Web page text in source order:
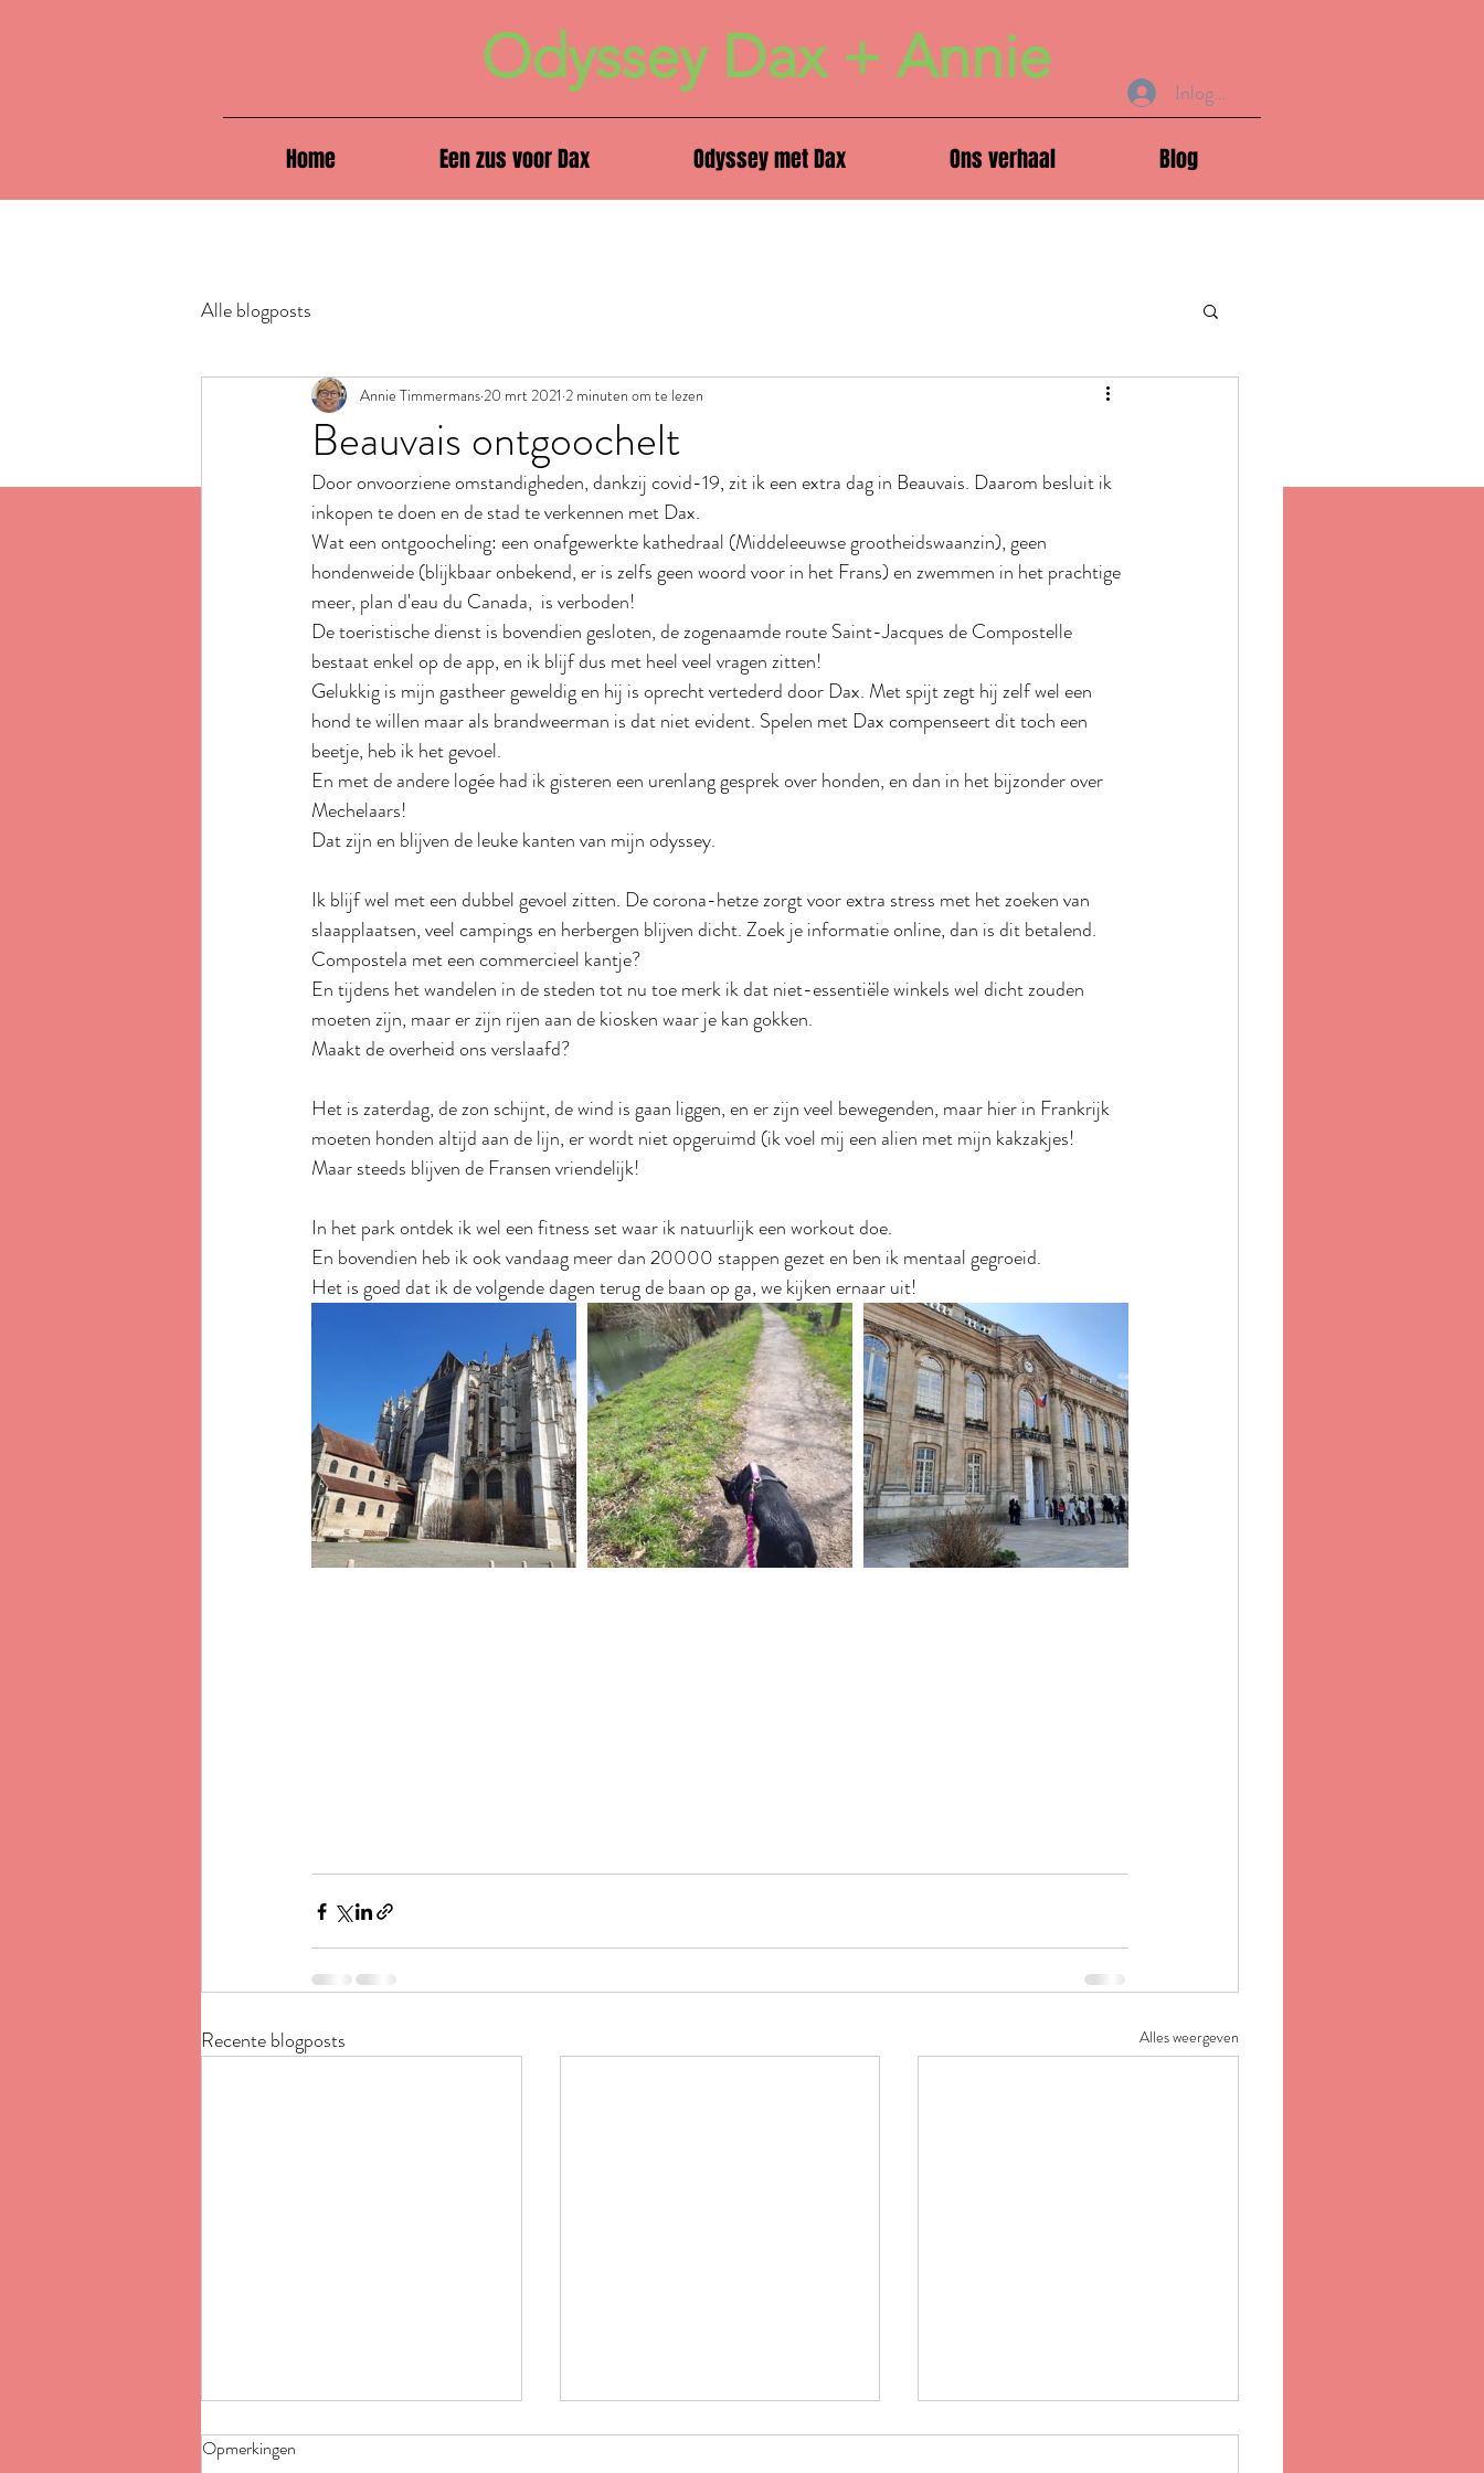
Odyssey Dax + Annie Inloggen
Home Een zus voor Dax Odyssey met Dax Ons verhaal Blog
Alle blogposts
Beauvais ontgoochelt
Annie Timmermans20 mrt 2021 2 minuten om te lezen
Door onvoorziene omstandigheden, dankzij covid-19, zit ik een extra dag in Beauvais. Daarom besluit ik
inkopen te doen en de stad te verkennen met Dax.
Wat een ontgoocheling: een onafgewerkte kathedraal (Middeleeuwse grootheidswaanzin), geen
hondenweide (blijkbaar onbekend, er is zelfs geen woord voor in het Frans) en zwemmen in het prachtige
meer, plan d'eau du Canada,  is verboden!
De toeristische dienst is bovendien gesloten, de zogenaamde route Saint-Jacques de Compostelle
bestaat enkel op de app, en ik blijf dus met heel veel vragen zitten!
Gelukkig is mijn gastheer geweldig en hij is oprecht vertederd door Dax. Met spijt zegt hij zelf wel een
hond te willen maar als brandweerman is dat niet evident. Spelen met Dax compenseert dit toch een
beetje, heb ik het gevoel.
En met de andere logée had ik gisteren een urenlang gesprek over honden, en dan in het bijzonder over
Mechelaars!
Dat zijn en blijven de leuke kanten van mijn odyssey.
Ik blijf wel met een dubbel gevoel zitten. De corona-hetze zorgt voor extra stress met het zoeken van
slaapplaatsen, veel campings en herbergen blijven dicht. Zoek je informatie online, dan is dit betalend.
Compostela met een commercieel kantje?
En tijdens het wandelen in de steden tot nu toe merk ik dat niet-essentiële winkels wel dicht zouden
moeten zijn, maar er zijn rijen aan de kiosken waar je kan gokken.
Maakt de overheid ons verslaafd?
Het is zaterdag, de zon schijnt, de wind is gaan liggen, en er zijn veel bewegenden, maar hier in Frankrijk
moeten honden altijd aan de lijn, er wordt niet opgeruimd (ik voel mij een alien met mijn kakzakjes!
Maar steeds blijven de Fransen vriendelijk!
In het park ontdek ik wel een fitness set waar ik natuurlijk een workout doe.
En bovendien heb ik ook vandaag meer dan 20000 stappen gezet en ben ik mentaal gegroeid.
Het is goed dat ik de volgende dagen terug de baan op ga, we kijken ernaar uit!
Recente blogposts Alles weergeven
Opmerkingen